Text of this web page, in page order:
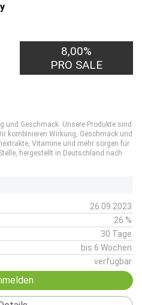
8,00%
PRO SALE
und Geschmack. Unsere Produkte sind
kombinieren Wirkung, Geschmack und
Vitamine und mehr sorgen für
hergestellt in Deutschland nach
26.09.2023
26 %
30 Tage
bis 6 Wochen
verfügbar